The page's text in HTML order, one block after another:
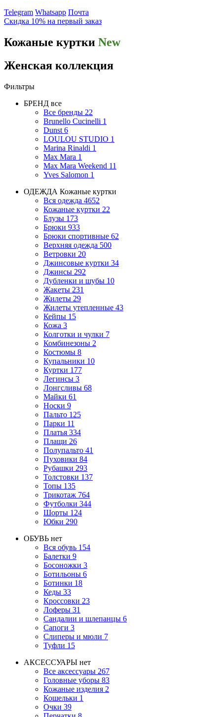
Telegram Whatsapp Почта
Скидка 10% на первый заказ
Кожаные куртки New
Женская коллекция
Фильтры
БРЕНД все
Все бренды 22
Brunello Cucinelli 1
Dunst 6
LOULOU STUDIO 1
Marina Rinaldi 1
Max Mara 1
Max Mara Weekend 11
Yves Salomon 1
ОДЕЖДА Кожаные куртки
Вся одежда 4652
Кожаные куртки 22
Блузы 173
Брюки 933
Брюки спортивные 62
Верхняя одежда 500
Ветровки 20
Джинсовые куртки 34
Джинсы 292
Дубленки и шубы 10
Жакеты 231
Жилеты 29
Жилеты утепленные 43
Кейпы 15
Кожа 3
Колготки и чулки 7
Комбинезоны 2
Костюмы 8
Купальники 10
Куртки 177
Легинсы 3
Лонгсливы 68
Майки 61
Носки 9
Пальто 125
Парки 11
Платья 334
Плащи 26
Полупальто 41
Пуховики 84
Рубашки 293
Толстовки 137
Топы 135
Трикотаж 764
Футболки 344
Шорты 124
Юбки 290
ОБУВЬ нет
Вся обувь 154
Балетки 9
Босоножки 3
Ботильоны 6
Ботинки 18
Кеды 33
Кроссовки 23
Лоферы 31
Сандалии и шлепанцы 6
Сапоги 3
Слиперы и мюли 7
Туфли 15
АКСЕССУАРЫ нет
Все аксессуары 267
Головные уборы 83
Кожаные изделия 2
Кошельки 1
Очки 39